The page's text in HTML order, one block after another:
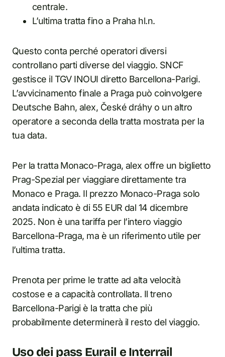
centrale.
L’ultima tratta fino a Praha hl.n.
Questo conta perché operatori diversi
controllano parti diverse del viaggio. SNCF
gestisce il TGV INOUI diretto Barcellona-Parigi.
L’avvicinamento finale a Praga può coinvolgere
Deutsche Bahn, alex, České dráhy o un altro
operatore a seconda della tratta mostrata per la
tua data.
Per la tratta Monaco-Praga, alex offre un biglietto
Prag-Spezial per viaggiare direttamente tra
Monaco e Praga. Il prezzo Monaco-Praga solo
andata indicato è di 55 EUR dal 14 dicembre
2025. Non è una tariffa per l’intero viaggio
Barcellona-Praga, ma è un riferimento utile per
l’ultima tratta.
Prenota per prime le tratte ad alta velocità
costose e a capacità controllata. Il treno
Barcellona-Parigi è la tratta che più
probabilmente determinerà il resto del viaggio.
Uso dei pass Eurail e Interrail